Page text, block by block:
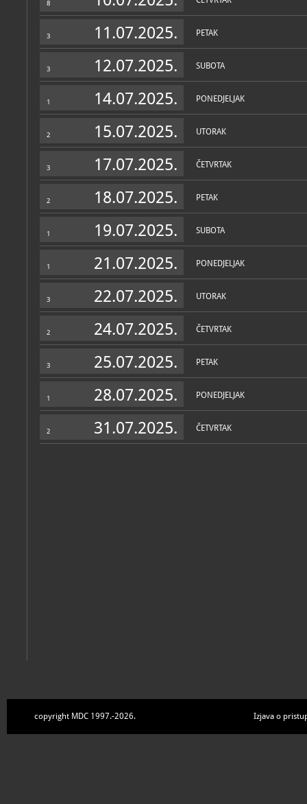
8
3 11.07.2025. PETAK
3 12.07.2025. SUBOTA
1 14.07.2025. PONEDJELJAK
2 15.07.2025. UTORAK
3 17.07.2025. ČETVRTAK
2 18.07.2025. PETAK
1 19.07.2025. SUBOTA
1 21.07.2025. PONEDJELJAK
3 22.07.2025. UTORAK
2 24.07.2025. ČETVRTAK
3 25.07.2025. PETAK
1 28.07.2025. PONEDJELJAK
2 31.07.2025. ČETVRTAK
copyright MDC 1997.-2026. Izjava o